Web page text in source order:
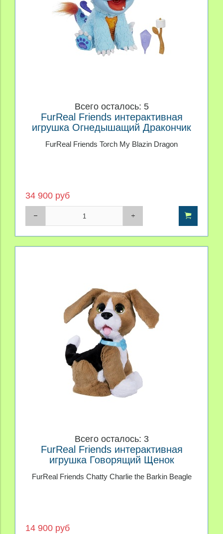
Всего осталось: 5
FurReal Friends интерактивная
игрушка Огнедышащий Дракончик
FurReal Friends Torch My Blazin Dragon
34 900 руб
Всего осталось: 3
FurReal Friends интерактивная
игрушка Говорящий Щенок
FurReal Friends Chatty Charlie the Barkin Beagle
14 900 руб